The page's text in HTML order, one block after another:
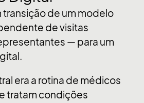
transição de um modelo
de visitas
— para um
.
era a rotina de médicos
tratam condições